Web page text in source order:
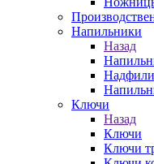
Напильники
Назад
Надфили
Ключи
Назад
Ключи
Ключи